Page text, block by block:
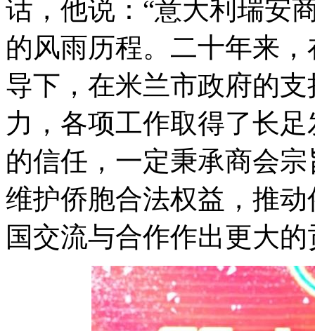
话，他说：“意大利瑞安
的风雨历程。二十年来
导下，在米兰市政府的
力，各项工作取得了长
的信任，一定秉承商会
维护侨胞合法权益，推
国交流与合作作出更大的